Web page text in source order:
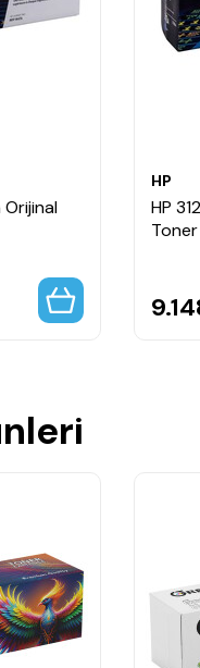
güvenilir
Orijinal
HP
HP
Toner